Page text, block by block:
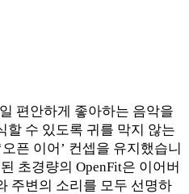
편안하게 좋아하는 음악을
할 수 있도록 귀를 막지 않는
픈 이어’ 컨셉을 유지했습니
초경량의 OpenFit은 이어버
주변의 소리를 모두 선명하